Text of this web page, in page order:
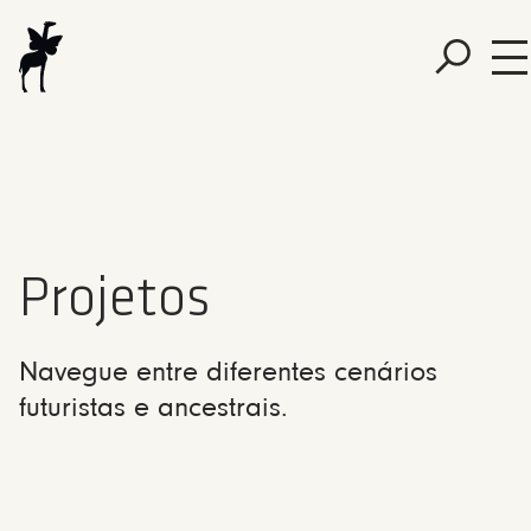
Projetos
Navegue entre diferentes cenários
futuristas e ancestrais.